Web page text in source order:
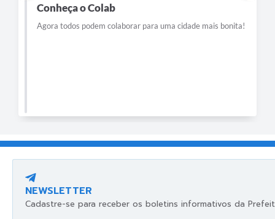
Conheça o Colab
Agora todos podem colaborar para uma cidade mais bonita!
NEWSLETTER
Cadastre-se para receber os boletins informativos da